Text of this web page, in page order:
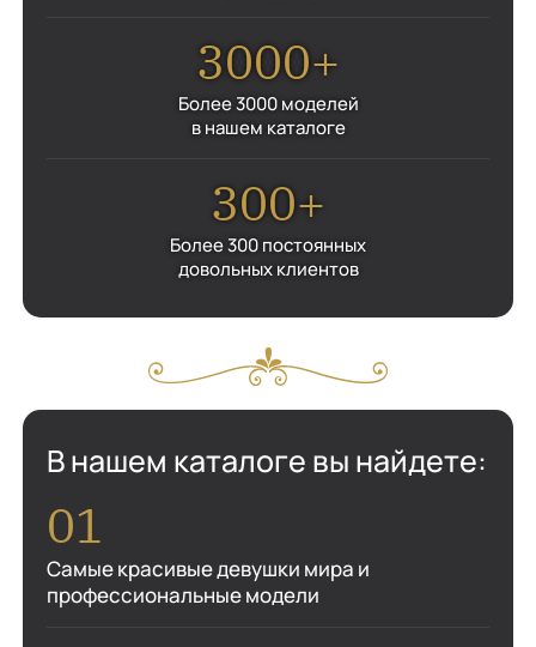
3000+
Более 3000 моделей
в нашем каталоге
300+
Более 300 постоянных
довольных клиентов
В нашем каталоге вы найдете:
Самые красивые девушки мира и
профессиональные модели